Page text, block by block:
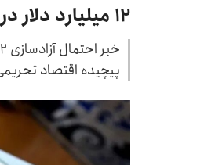
۱۲ میلیارد دلار در راه تهران؛ گره کور ارزی ایران در قطر باز می‌شود؟
پیچیده اقتصاد